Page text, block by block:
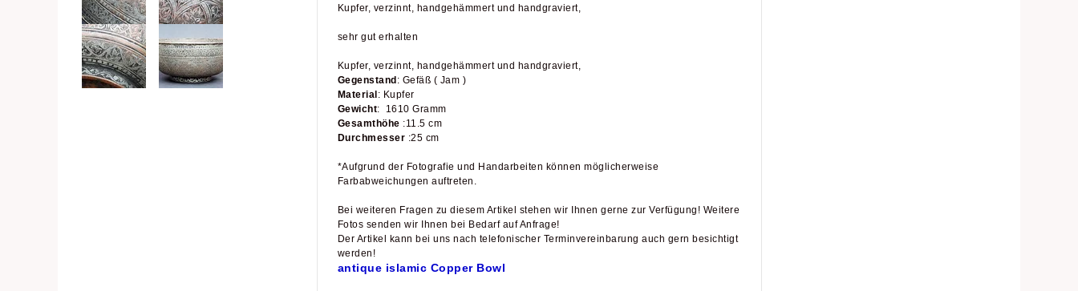
Kupfer, verzinnt, handgehämmert und handgraviert,
sehr gut erhalten
Kupfer, verzinnt, handgehämmert und handgraviert,
Gegenstand : Gefäß ( Jam )
Material : Kupfer
Gewicht: 1610 Gramm
Gesamthöhe :11.5 cm
Durchmesser :25 cm
*Aufgrund der Fotografie und Handarbeiten können möglicherweise
Farbabweichungen auftreten.
Bei weiteren Fragen zu diesem Artikel stehen wir Ihnen gerne zur Verfügung! Weitere
Fotos senden wir Ihnen bei Bedarf auf Anfrage!
Der Artikel kann bei uns nach telefonischer Terminvereinbarung auch gern besichtigt
werden!
antique islamic Copper Bowl